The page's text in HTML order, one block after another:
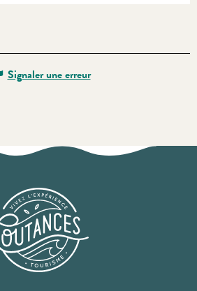
Signaler une erreur